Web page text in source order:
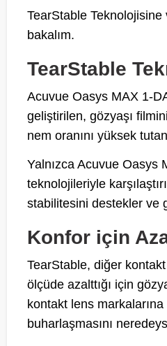
TearStable Teknolojisine
bakalım.
TearStable
Acuvue Oasys MAX 1-
geliştirilen, gözyaşı
nem oranını yüksek
Yalnızca Acuvue Oasys
teknolojileriyle
stabilitesini destekler ve
Konfor için
TearStable, diğer kontakt
ölçüde azalttığı için
kontakt lens
buharlaşmasını